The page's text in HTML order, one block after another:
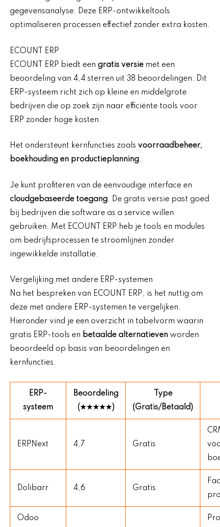
gegevensanalyse. Deze ERP-ontwikkeltools
optimaliseren processen effectief zonder extra kosten.
ECOUNT ERP
ECOUNT ERP biedt een gratis versie met een
beoordeling van 4,4 sterren uit 38 beoordelingen. Dit
ERP-systeem richt zich op kleine en middelgrote
bedrijven die op zoek zijn naar efficiënte tools voor
ERP zonder hoge kosten.
Het ondersteunt kernfuncties zoals voorraadbeheer,
boekhouding en productieplanning.
Je kunt profiteren van de eenvoudige interface en
cloudgebaseerde toegang. De gratis versie past goed
bij bedrijven die software as a service willen
gebruiken. Met ECOUNT ERP heb je tools en modules
om bedrijfsprocessen te stroomlijnen zonder
ingewikkelde installatie.
Vergelijking met andere ERP-systemen
Na het bespreken van ECOUNT ERP, is het nuttig om
deze met andere ERP-systemen te vergelijken.
Hieronder vind je een overzicht in tabelvorm waarin
gratis ERP-tools en betaalde alternatieven worden
beoordeeld op basis van beoordelingen en
kernfuncties.
ERP-
systeem
Beoordeling
(★★★★★)
Type
(Gratis/Betaald)
ERPNext 4,7 Gratis
Dolibarr 4,6 Gratis
Odoo